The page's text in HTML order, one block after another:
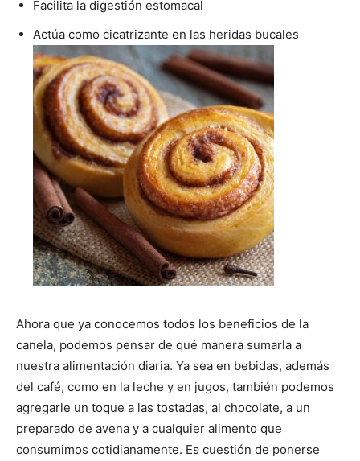
Facilita la digestión estomacal
Actúa como cicatrizante en las heridas bucales
Ahora que ya conocemos todos los beneficios de la
canela, podemos pensar de qué manera sumarla a
nuestra alimentación diaria. Ya sea en bebidas, además
del café, como en la leche y en jugos, también podemos
agregarle un toque a las tostadas, al chocolate, a un
preparado de avena y a cualquier alimento que
consumimos cotidianamente. Es cuestión de ponerse